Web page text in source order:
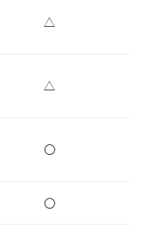
△
△
〇
〇